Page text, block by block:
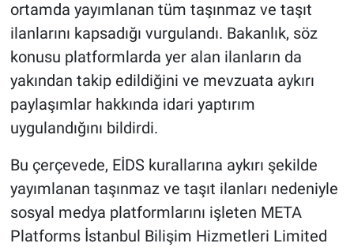
ortamda yayımlanan tüm taşınmaz ve taşıt
ilanlarını kapsadığı vurgulandı. Bakanlık, söz
konusu platformlarda yer alan ilanların da
yakından takip edildiğini ve mevzuata aykırı
paylaşımlar hakkında idari yaptırım
uygulandığını bildirdi.
Bu çerçevede, EİDS kurallarına aykırı şekilde
yayımlanan taşınmaz ve taşıt ilanları nedeniyle
sosyal medya platformlarını işleten META
Platforms İstanbul Bilişim Hizmetleri Limited